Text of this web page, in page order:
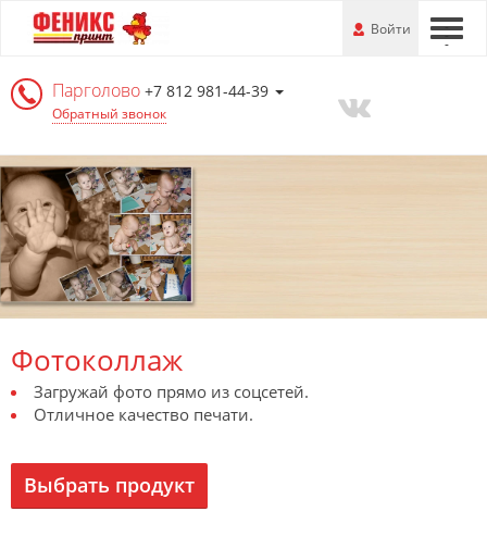
Перейти
информации
---
Войти
Парголово+7 812 981-44-39
Обратный звонок
Фотоколлаж
Загружай фото прямо из соцсетей.
Отличное качество печати.
Выбрать продукт